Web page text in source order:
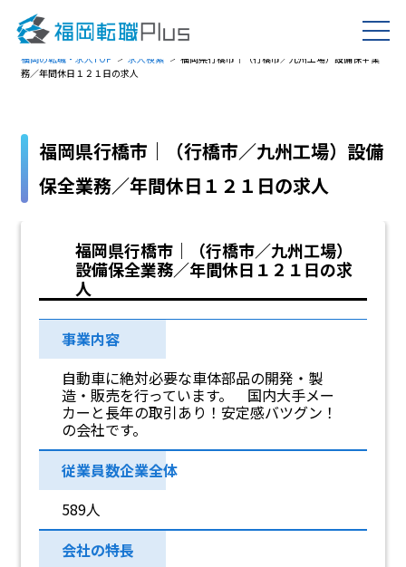
福岡の転職・求人TOP 求人検索
福岡県行橋市｜（行橋市／九州工場）設備保全業
務／年間休日１２１日の求人
福岡県行橋市｜（行橋市／九州工場）設備
保全業務／年間休日１２１日の求人
福岡県行橋市｜（行橋市／九州工場）
設備保全業務／年間休日１２１日の求
人
事業内容
自動車に絶対必要な車体部品の開発・製
造・販売を行っています。 国内大手メー
カーと長年の取引あり！安定感バツグン！
の会社です。
従業員数企業全体
589人
会社の特長